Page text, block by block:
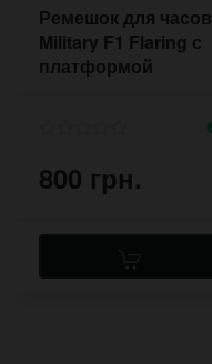
Ремешок для часов
Military F1 Flaring с
платформой
800 грн.